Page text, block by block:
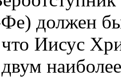
должен
Иисус
двум